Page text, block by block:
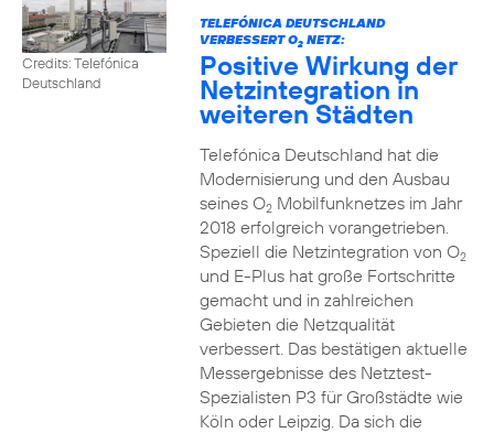
Credits: Telefónica
Deutschland
TELEFÓNICA DEUTSCHLAND
VERBESSERT O2NETZ:
Positive Wirkung der
Netzintegration in
weiteren Städten
Telefónica Deutschland hat die
Modernisierung und den Ausbau
seines O2Mobilfunknetzes im Jahr
2018 erfolgreich vorangetrieben.
Speziell die Netzintegration von O2
und E-Plus hat große Fortschritte
gemacht und in zahlreichen
Gebieten die Netzqualität
verbessert. Das bestätigen aktuelle
Messergebnisse des Netztest-
Spezialisten P3 für Großstädte wie
Köln oder Leipzig. Da sich die